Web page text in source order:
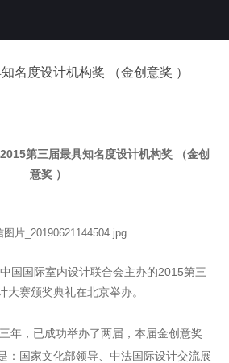
名度设计机构奖 （金创意奖 ）
第三届最具知名度设计机构奖 （金创
意奖 ）
国国际室内设计联合会主办的2015第三
大赛颁奖典礼在北京举办。
年，已成功举办了两届，本届金创意奖
：国家文化部领导、中法国际设计交流展